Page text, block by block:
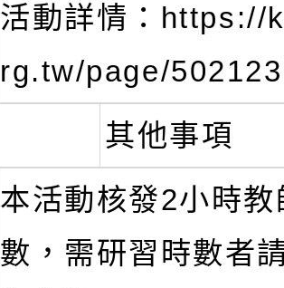
活動詳情：https://
rg.tw/page/502123
其他事項
本活動核發2小時
數，需研習時數者